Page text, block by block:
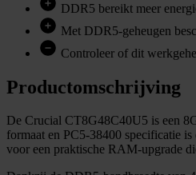
DDR5 bereikt meer
Met DDR5-geheugen
Controleer of dit
Productomschrijving
De Crucial CT8G48C40U5 is een
formaat en PC5-38400 specificatie
voor een praktische RAM-upgrade